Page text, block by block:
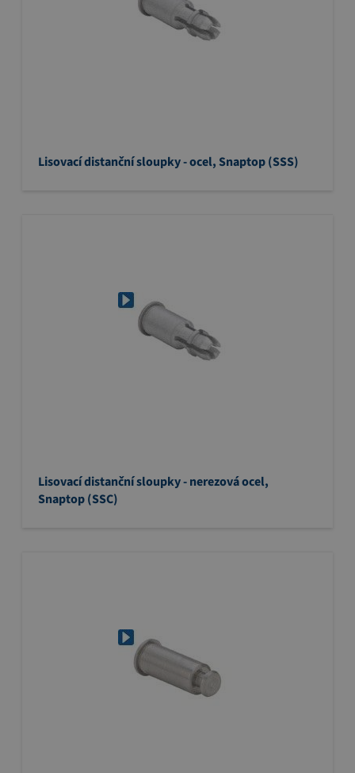
Lisovací distanční sloupky - ocel, Snaptop (SSS)
Lisovací distanční sloupky - nerezová ocel,
Snaptop (SSC)